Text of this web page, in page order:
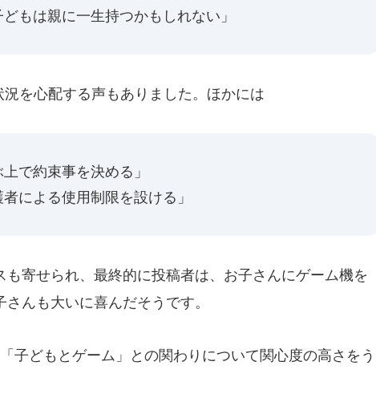
もは親に一生持つかもしれない」
を心配する声もありました。ほかには
で約束事を決める」
による使用制限を設ける」
も寄せられ、最終的に投稿者は、お子さんにゲーム機を
んも大いに喜んだそうです。
子どもとゲーム」との関わりについて関心度の高さをう